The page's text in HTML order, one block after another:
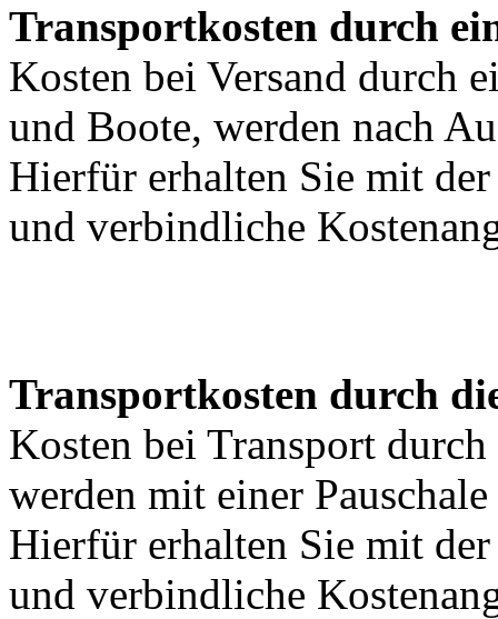
Transportkosten durch
Kosten bei Versand durch
und Boote, werden nach
Hierfür erhalten Sie mit
und verbindliche
Transportkosten durch
Kosten bei Transport
werden mit einer
Hierfür erhalten Sie mit
und verbindliche